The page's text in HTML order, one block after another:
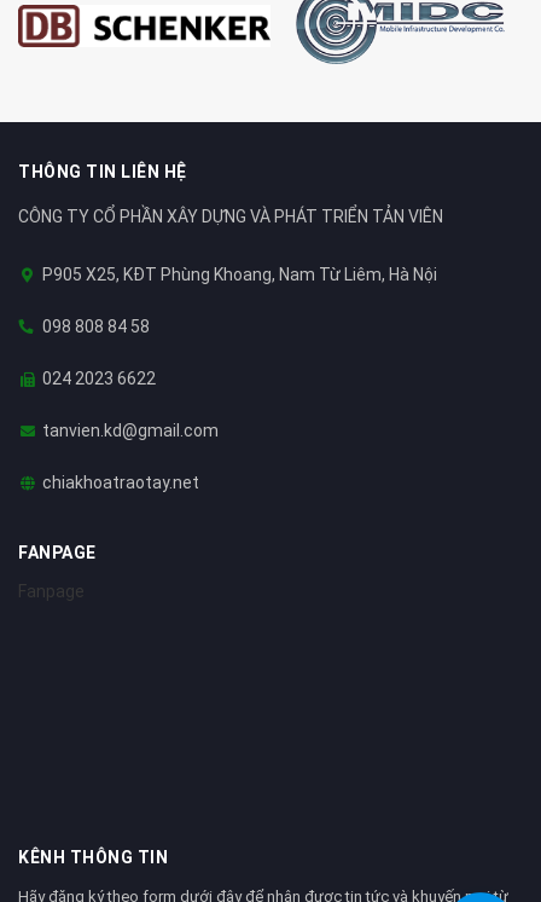
THÔNG TIN LIÊN HỆ
CÔNG TY CỔ PHẦN XÂY DỰNG VÀ PHÁT TRIỂN TẢN VIÊN
P905 X25, KĐT Phùng Khoang, Nam Từ Liêm, Hà Nội
098 808 84 58
024 2023 6622
tanvien.kd@gmail.com
chiakhoatraotay.net
FANPAGE
Fanpage
KÊNH THÔNG TIN
Hãy đăng ký theo form dưới đây để nhận được tin tức và khuyến mại từ